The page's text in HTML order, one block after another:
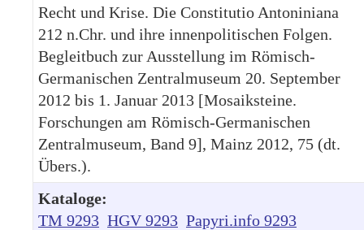
Recht und Krise. Die Constitutio Antoniniana
212 n.Chr. und ihre innenpolitischen Folgen.
Begleitbuch zur Ausstellung im Römisch-
Germanischen Zentralmuseum 20. September
2012 bis 1. Januar 2013 [Mosaiksteine.
Forschungen am Römisch-Germanischen
Zentralmuseum, Band 9], Mainz 2012, 75 (dt.
Übers.).
Kataloge:
TM 9293 HGV 9293 Papyri.info 9293